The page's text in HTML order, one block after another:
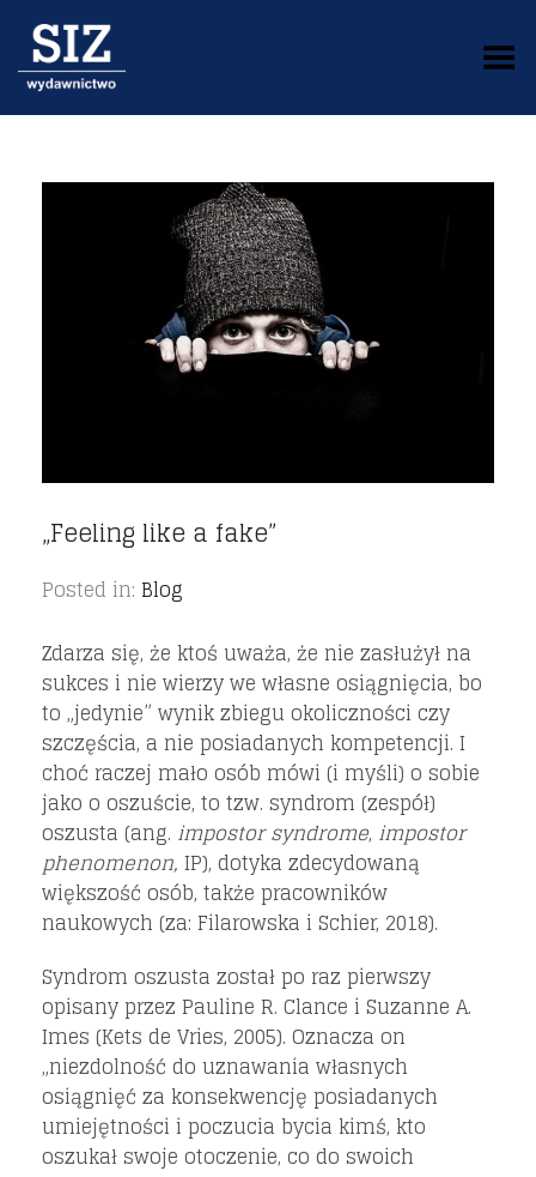
Toggle Menu
„Feeling like a fake”
Posted in: Blog
Zdarza się, że ktoś uważa, że nie zasłużył na
sukces i nie wierzy we własne osiągnięcia, bo
to „jedynie” wynik zbiegu okoliczności czy
szczęścia, a nie posiadanych kompetencji. I
choć raczej mało osób mówi (i myśli) o sobie
jako o oszuście, to tzw. syndrom (zespół)
oszusta (ang. impostor syndrome, impostor
phenomenon, IP), dotyka zdecydowaną
większość osób, także pracowników
naukowych (za: Filarowska i Schier, 2018).
Syndrom oszusta został po raz pierwszy
opisany przez Pauline R. Clance i Suzanne A.
Imes (Kets de Vries, 2005). Oznacza on
„niezdolność do uznawania własnych
osiągnięć za konsekwencję posiadanych
umiejętności i poczucia bycia kimś, kto
oszukał swoje otoczenie, co do swoich